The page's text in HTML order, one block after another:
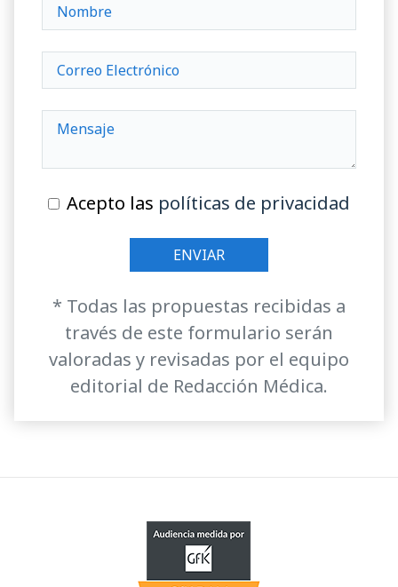
Acepto las políticas de privacidad
* Todas las propuestas recibidas a
través de este formulario serán
valoradas y revisadas por el equipo
editorial de Redacción Médica.